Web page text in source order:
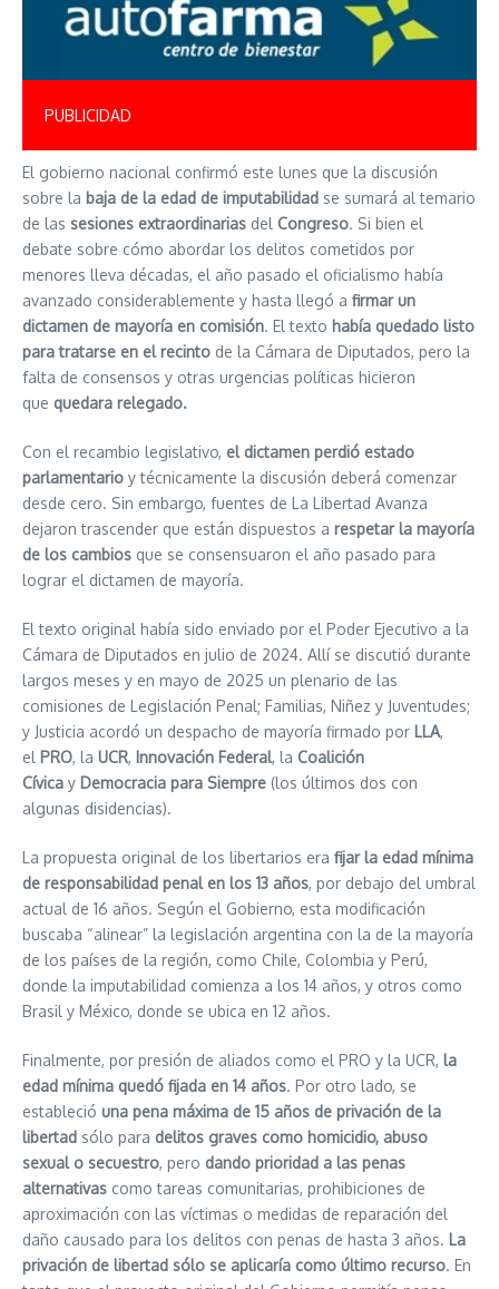
PUBLICIDAD
El gobierno nacional confirmó este lunes que la discusión
sobre la baja de la edad de imputabilidad se sumará al temario
de las sesiones extraordinarias del Congreso. Si bien el
debate sobre cómo abordar los delitos cometidos por
menores lleva décadas, el año pasado el oficialismo había
avanzado considerablemente y hasta llegó a firmar un
dictamen de mayoría en comisión. El texto había quedado listo
para tratarse en el recinto de la Cámara de Diputados, pero la
falta de consensos y otras urgencias políticas hicieron
que quedara relegado.
Con el recambio legislativo, el dictamen perdió estado
parlamentario y técnicamente la discusión deberá comenzar
desde cero. Sin embargo, fuentes de La Libertad Avanza
dejaron trascender que están dispuestos a respetar la mayoría
de los cambios que se consensuaron el año pasado para
lograr el dictamen de mayoría.
El texto original había sido enviado por el Poder Ejecutivo a la
Cámara de Diputados en julio de 2024. Allí se discutió durante
largos meses y en mayo de 2025 un plenario de las
comisiones de Legislación Penal; Familias, Niñez y Juventudes;
y Justicia acordó un despacho de mayoría firmado por LLA,
el PRO, la UCR, Innovación Federal, la Coalición
Cívica y Democracia para Siempre (los últimos dos con
algunas disidencias).
La propuesta original de los libertarios era fijar la edad mínima
de responsabilidad penal en los 13 años, por debajo del umbral
actual de 16 años. Según el Gobierno, esta modificación
buscaba “alinear” la legislación argentina con la de la mayoría
de los países de la región, como Chile, Colombia y Perú,
donde la imputabilidad comienza a los 14 años, y otros como
Brasil y México, donde se ubica en 12 años.
Finalmente, por presión de aliados como el PRO y la UCR, la
edad mínima quedó fijada en 14 años. Por otro lado, se
estableció una pena máxima de 15 años de privación de la
libertad sólo para delitos graves como homicidio, abuso
sexual o secuestro, pero dando prioridad a las penas
alternativas como tareas comunitarias, prohibiciones de
aproximación con las víctimas o medidas de reparación del
daño causado para los delitos con penas de hasta 3 años. La
privación de libertad sólo se aplicaría como último recurso. En